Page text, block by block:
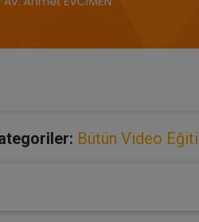
Bütün Video